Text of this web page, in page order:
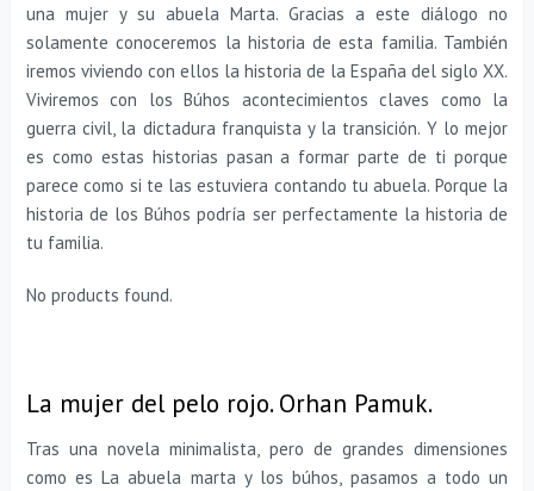
una mujer y su abuela Marta. Gracias a este diálogo no
solamente conoceremos la historia de esta familia. También
iremos viviendo con ellos la historia de la España del siglo XX.
Viviremos con los Búhos acontecimientos claves como la
guerra civil, la dictadura franquista y la transición. Y lo mejor
es como estas historias pasan a formar parte de ti porque
parece como si te las estuviera contando tu abuela. Porque la
historia de los Búhos podría ser perfectamente la historia de
tu familia.
No products found.
La mujer del pelo rojo. Orhan Pamuk.
Tras una novela minimalista, pero de grandes dimensiones
como es La abuela marta y los búhos, pasamos a todo un